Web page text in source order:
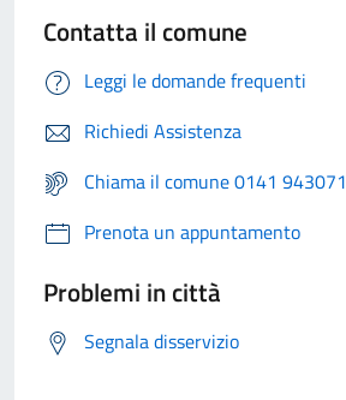
Contatta il comune
Leggi le domande frequenti
Richiedi Assistenza
Chiama il comune 0141 943071
Prenota un appuntamento
Problemi in città
Segnala disservizio